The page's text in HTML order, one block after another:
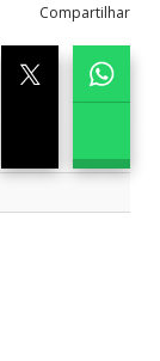
Compartilhar